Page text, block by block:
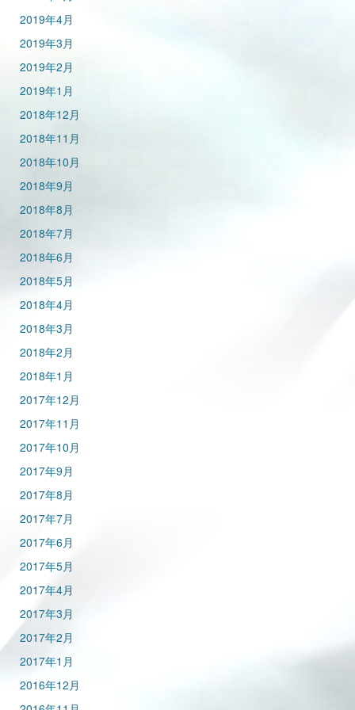
2019年4月
2019年3月
2019年2月
2019年1月
2018年12月
2018年11月
2018年10月
2018年9月
2018年8月
2018年7月
2018年6月
2018年5月
2018年4月
2018年3月
2018年2月
2018年1月
2017年12月
2017年11月
2017年10月
2017年9月
2017年8月
2017年7月
2017年6月
2017年5月
2017年4月
2017年3月
2017年2月
2017年1月
2016年12月